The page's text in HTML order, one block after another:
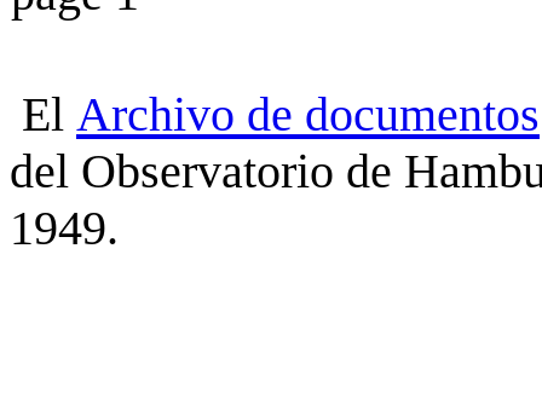
El Archivo de documentos
del Observatorio de
1949.